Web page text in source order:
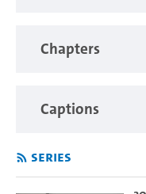
Chapters
Captions
Series